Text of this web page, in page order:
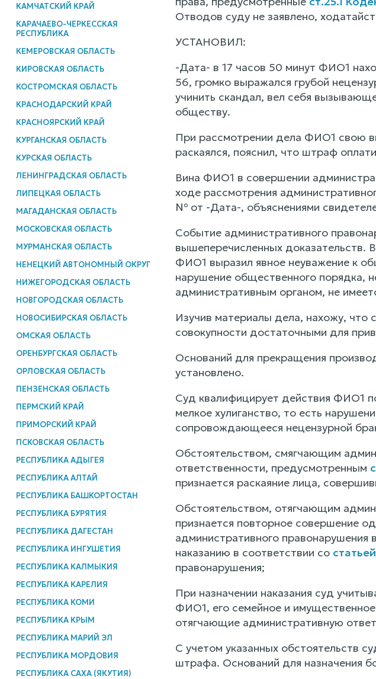
КАМЧАТСКИЙ КРАЙ
КАРАЧАЕВО-ЧЕРКЕССКАЯ
РЕСПУБЛИКА
КЕМЕРОВСКАЯ ОБЛАСТЬ
КИРОВСКАЯ ОБЛАСТЬ
КОСТРОМСКАЯ ОБЛАСТЬ
КРАСНОДАРСКИЙ КРАЙ
КРАСНОЯРСКИЙ КРАЙ
КУРГАНСКАЯ ОБЛАСТЬ
КУРСКАЯ ОБЛАСТЬ
ЛЕНИНГРАДСКАЯ ОБЛАСТЬ
ЛИПЕЦКАЯ ОБЛАСТЬ
МАГАДАНСКАЯ ОБЛАСТЬ
МОСКОВСКАЯ ОБЛАСТЬ
МУРМАНСКАЯ ОБЛАСТЬ
НЕНЕЦКИЙ АВТОНОМНЫЙ ОКРУГ
НИЖЕГОРОДСКАЯ ОБЛАСТЬ
НОВГОРОДСКАЯ ОБЛАСТЬ
НОВОСИБИРСКАЯ ОБЛАСТЬ
ОМСКАЯ ОБЛАСТЬ
ОРЕНБУРГСКАЯ ОБЛАСТЬ
ОРЛОВСКАЯ ОБЛАСТЬ
ПЕНЗЕНСКАЯ ОБЛАСТЬ
ПЕРМСКИЙ КРАЙ
ПРИМОРСКИЙ КРАЙ
ПСКОВСКАЯ ОБЛАСТЬ
РЕСПУБЛИКА АДЫГЕЯ
РЕСПУБЛИКА АЛТАЙ
РЕСПУБЛИКА БАШКОРТОСТАН
РЕСПУБЛИКА БУРЯТИЯ
РЕСПУБЛИКА ДАГЕСТАН
РЕСПУБЛИКА ИНГУШЕТИЯ
РЕСПУБЛИКА КАЛМЫКИЯ
РЕСПУБЛИКА КАРЕЛИЯ
РЕСПУБЛИКА КОМИ
РЕСПУБЛИКА КРЫМ
РЕСПУБЛИКА МАРИЙ ЭЛ
РЕСПУБЛИКА МОРДОВИЯ
РЕСПУБЛИКА САХА (ЯКУТИЯ)
Отводов суду не заявлено,
УСТАНОВИЛ:
-Дата- в 17 часов 50 минут ФИО1
56, громко выражался грубой
учинить скандал, вел себя
обществу.
При рассмотрении дела ФИО1 свою
раскаялся, пояснил, что штраф
Вина ФИО1 в совершении
ходе рассмотрения
№ от -Дата-, объяснениями
Событие административного
вышеперечисленных
ФИО1 выразил явное неуважение к
нарушение общественного порядка,
административным органом, не
Изучив материалы дела, нахожу, что
совокупности достаточными для
Оснований для прекращения
установлено.
Суд квалифицирует действия ФИО1
мелкое хулиганство, то есть
сопровождающееся нецензурной
Обстоятельством, смягчающим
ответственности, предусмотренным
признается раскаяние лица,
Обстоятельством, отягчающим
признается повторное совершение
административного правонарушения
наказанию в соответствии со
правонарушения;
При назначении наказания суд
ФИО1, его семейное и
отягчающие административную
С учетом указанных обстоятельств
штрафа. Оснований для назначения